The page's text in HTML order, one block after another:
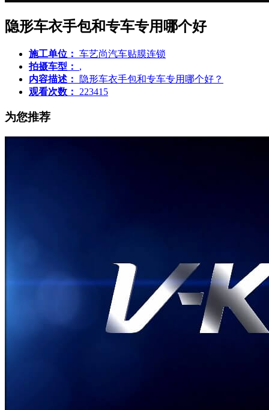
隐形车衣手包和专车专用哪个好
施工单位： 车艺尚汽车贴膜连锁
拍摄车型： ,
内容描述：
隐形车衣手包和专车专用哪个好？
观看次数： 223415
为您推荐